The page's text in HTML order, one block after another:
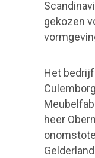
gekozen
Het
heer